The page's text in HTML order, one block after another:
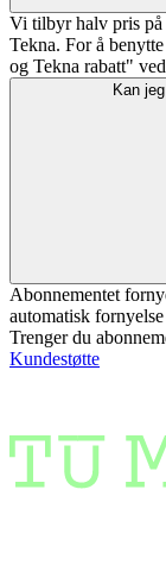
Vi tilbyr halv pris på
Tekna. For å
og Tekna rabatt"
Kan
Abonnementet
automatisk
Trenger du
Kundestøtte